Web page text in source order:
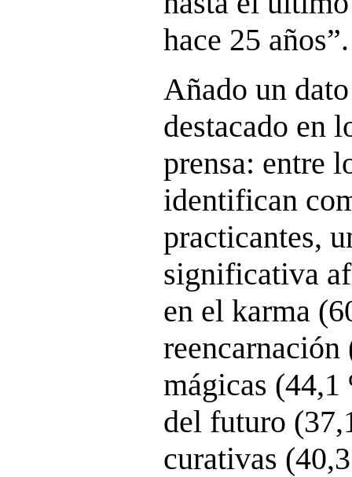
hace 25 años”.
Añado un
destacado en
prensa: entre
identifican
practicantes,
significativa
en el karma
reencarnación
mágicas
del futuro
curativas